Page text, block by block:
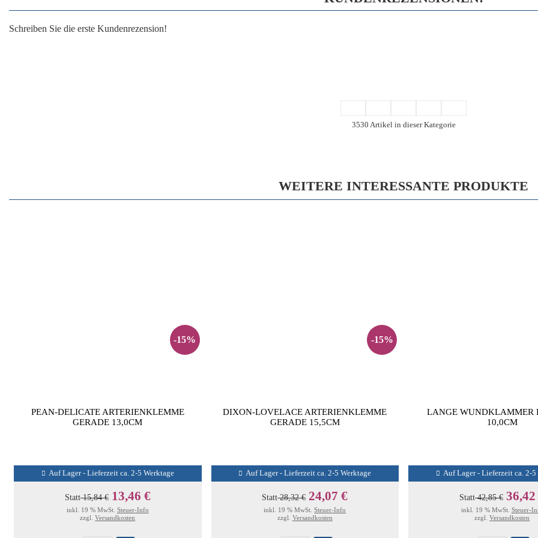
Schreiben Sie die erste Kundenrezension!
3530 Artikel in dieser Kategorie
WEITERE INTERESSANTE PRODUKTE
-15%
PEAN-DELICATE ARTERIENKLEMME
GERADE 13,0CM
Auf Lager - Lieferzeit ca. 2-5 Werktage
Statt15,84 € 13,46 €
inkl. 19 % MwSt. Steuer-Info
zzgl.Versandkosten
-15%
DIXON-LOVELACE ARTERIENKLEMME
GERADE 15,5CM
Auf Lager - Lieferzeit ca. 2-5 Werktage
Statt28,32 € 24,07 €
inkl. 19 % MwSt.Steuer-Info
zzgl. Versandkosten
LANGE WUNDKLAMMER
10,0CM
Auf Lager - Lieferzeit ca. 2-5
Statt42,85 € 36,42
inkl. 19 % MwSt. Steuer-
zzgl.Versandkosten